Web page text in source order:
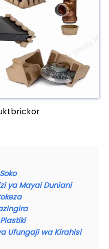
ya Mayai Duniani
Ufungaji wa Kirahisi